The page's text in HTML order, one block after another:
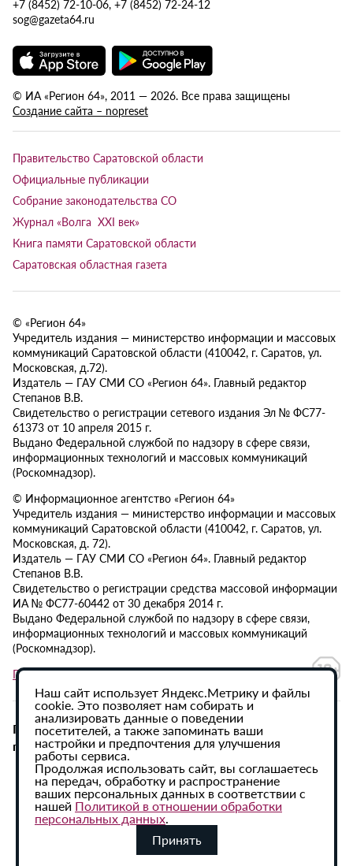
+7 (8452) 72-10-06, +7 (8452) 72-24-12
sog@gazeta64.ru
© ИА «Регион 64», 2011 — 2026. Все права защищены
Создание сайта – nopreset
Правительство Саратовской области
Официальные публикации
Собрание законодательства СО
Журнал «Волга XXI век»
Книга памяти Саратовской области
Саратовская областная газета
© «Регион 64»
Учредитель издания — министерство информации и массовых
коммуникаций Саратовской области (410042, г. Саратов, ул.
Московская, д.72).
Издатель — ГАУ СМИ СО «Регион 64». Главный редактор
Степанов В.В.
Свидетельство о регистрации сетевого издания Эл № ФС77-
61373 от 10 апреля 2015 г.
Выдано Федеральной службой по надзору в сфере связи,
информационных технологий и массовых коммуникаций
(Роскомнадзор).
© Информационное агентство «Регион 64»
Учредитель издания — министерство информации и массовых
коммуникаций Саратовской области (410042, г. Саратов, ул.
Московская, д. 72).
Издатель — ГАУ СМИ СО «Регион 64». Главный редактор
Степанов В.В.
Свидетельство о регистрации средства массовой информации
ИА № ФС77-60442 от 30 декабря 2014 г.
Выдано Федеральной службой по надзору в сфере связи,
информационных технологий и массовых коммуникаций
(Роскомнадзор).
Политика в отношении обработки персональных данных
При использовании материалов сайта активная
гиперссылка на ИА «Регион 64» обязательна.
Наш сайт использует Яндекс.Метрику и файлы
cookie. Это позволяет нам собирать и
анализировать данные о поведении
посетителей, а также запоминать ваши
настройки и предпочтения для улучшения
работы сервиса.
Продолжая использовать сайт, вы соглашаетесь
на передач, обработку и распространение
ваших персональных данных в соответствии с
нашей Политикой в отношении обработки
персональных данных.
Принять